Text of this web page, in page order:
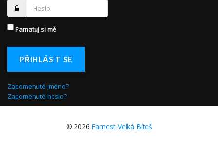
Pamatuj si mě
PŘIHLÁSIT SE
Zapomenuté jméno?
Zapomenuté heslo?
© 2026 Farnost Velká Bíteš